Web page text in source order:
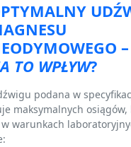
–
TO WPŁYW?
podana w
maksymalnych osiągów,
warunkach